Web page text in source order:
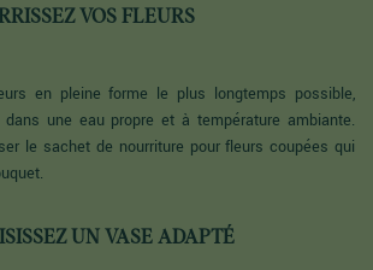
VOS FLEURS
en pleine forme le plus longtemps possible,
une eau propre et à température ambiante.
le sachet de nourriture pour fleurs coupées qui
UN VASE ADAPTÉ